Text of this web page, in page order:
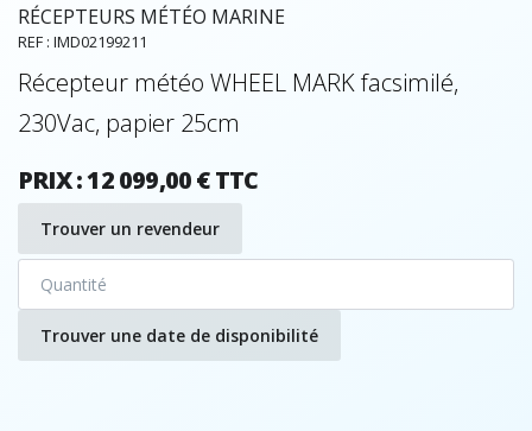
RÉCEPTEURS MÉTÉO MARINE
REF : IMD02199211
Récepteur météo WHEEL MARK facsimilé,
230Vac, papier 25cm
PRIX : 12 099,00 € TTC
Trouver un revendeur
Trouver une date de disponibilité